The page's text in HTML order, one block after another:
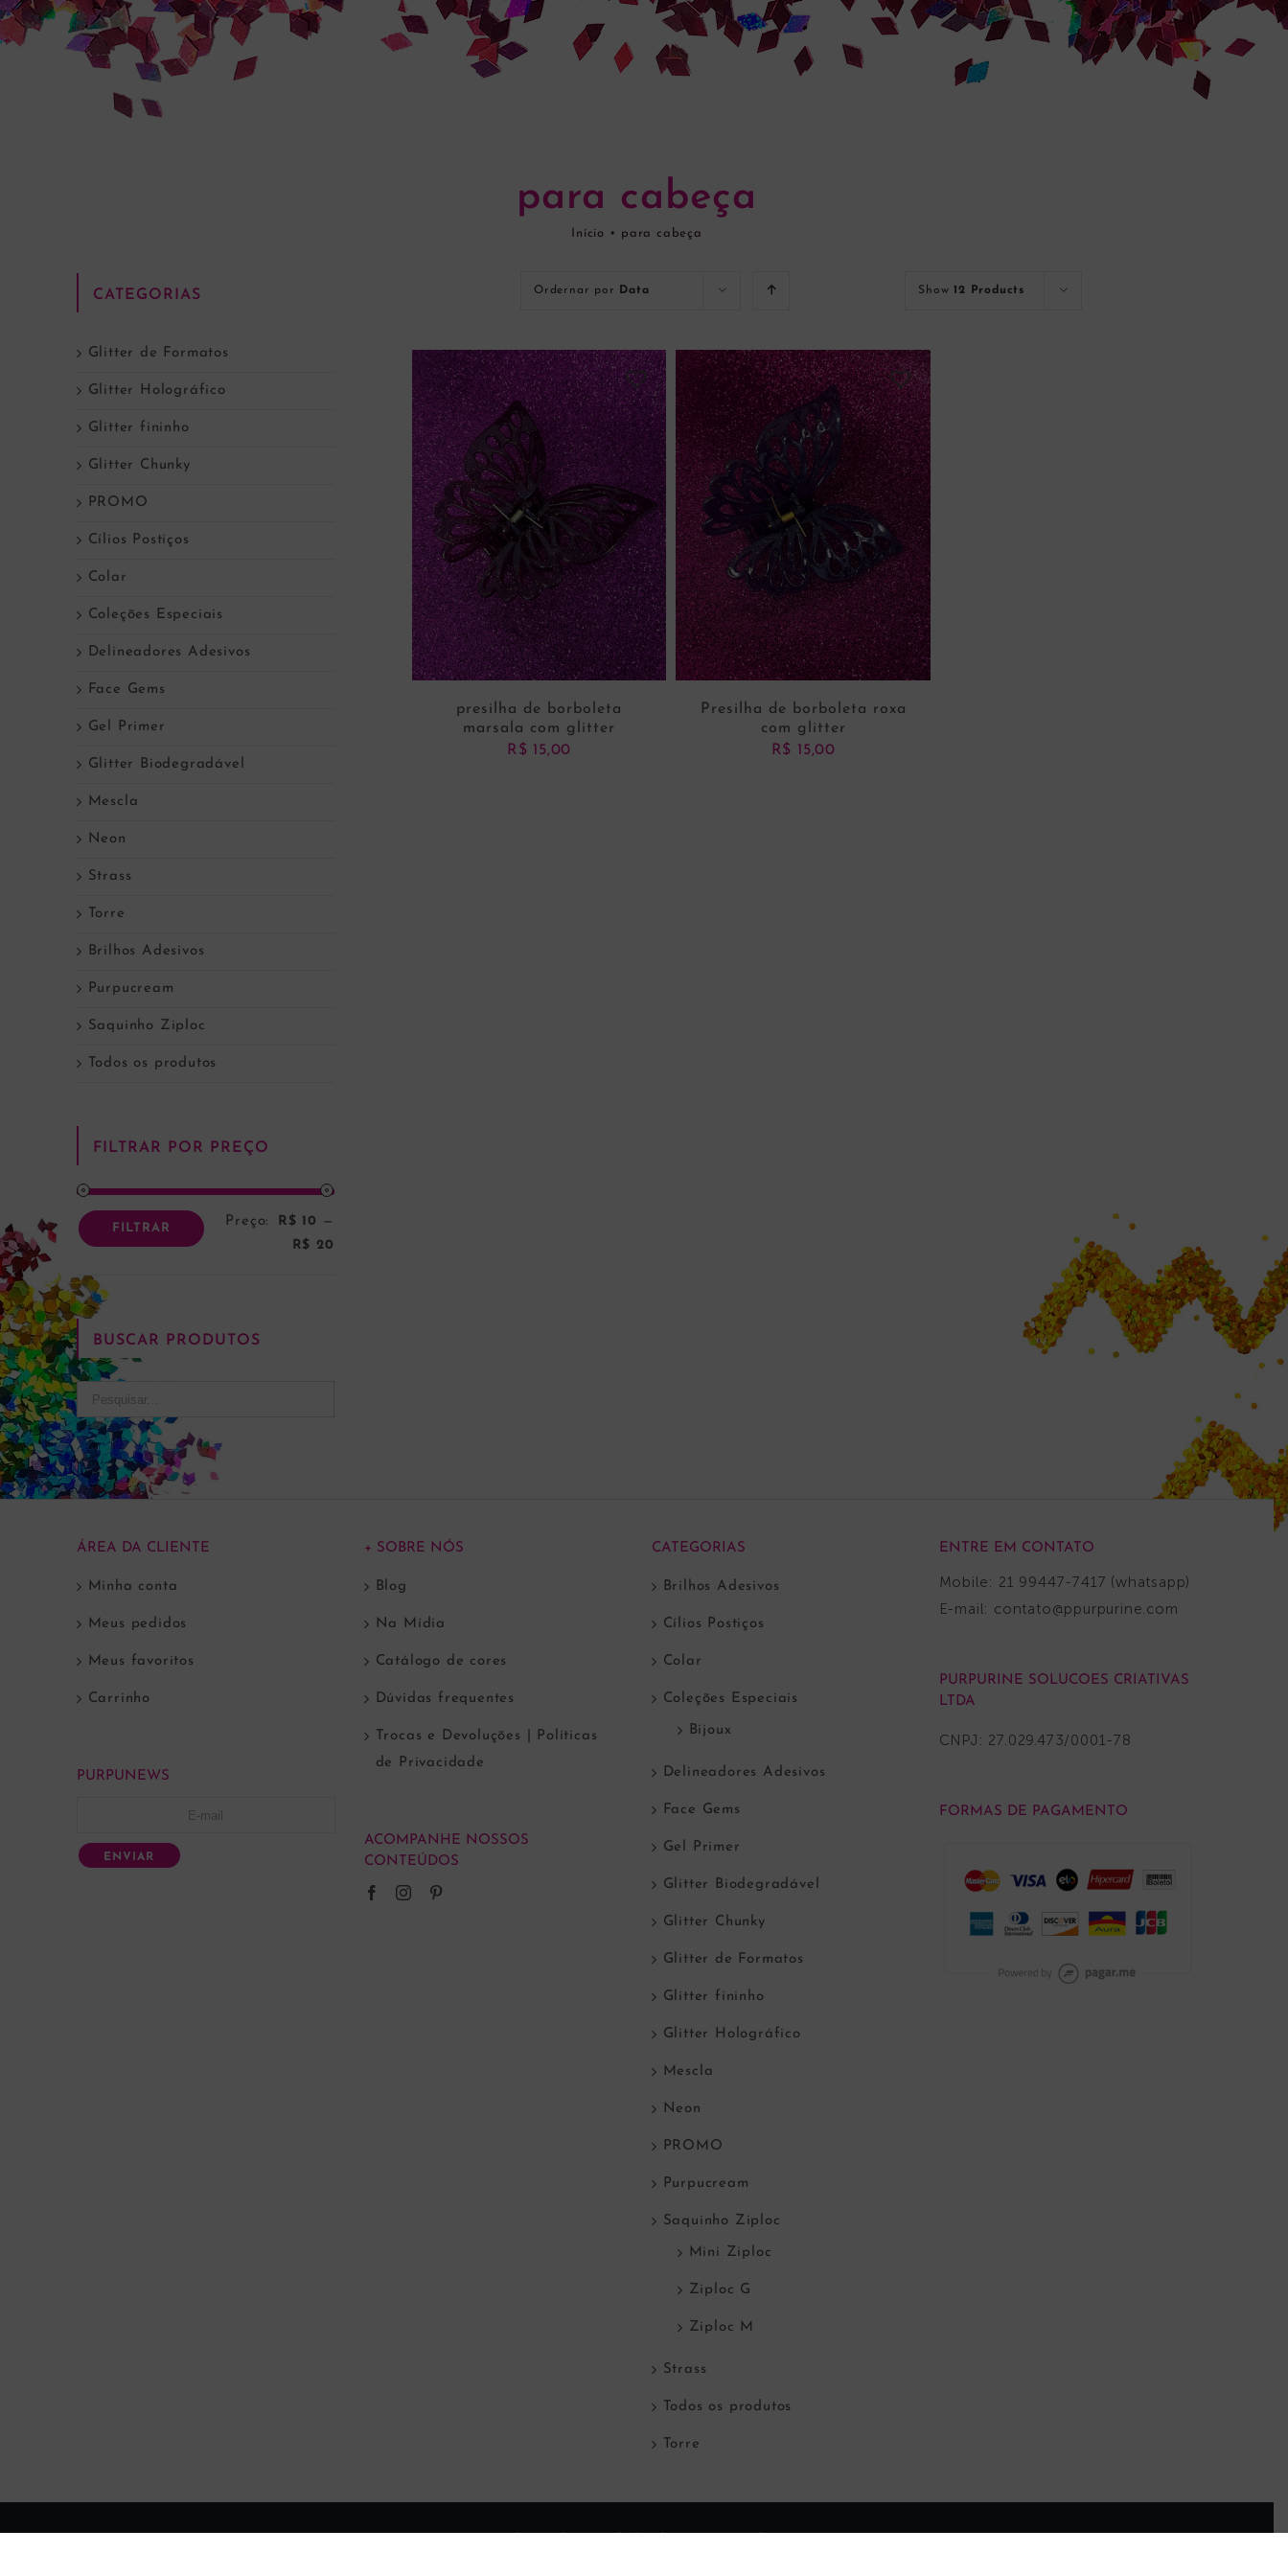
para cabeça
Início • para cabeça
Ordernar por Data Show12 Products
presilha de borboleta
marsala com glitter
R$ 15,00
Presilha de borboleta roxa
com glitter
R$ 15,00
CATEGORIAS
Glitter de Formatos
Glitter Holográfico
Glitter fininho
Glitter Chunky
PROMO
Cílios Postiços
Colar
Coleções Especiais
Delineadores Adesivos
Face Gems
Gel Primer
Glitter Biodegradável
Mescla
Neon
Strass
Torre
Brilhos Adesivos
Purpucream
Saquinho Ziploc
Todos os produtos
FILTRAR POR PREÇO
FILTRAR Preço: R$ 10
—
R$ 20
BUSCAR PRODUTOS
ÁREA DA CLIENTE
Minha conta
Meus pedidos
Meus favoritos
Carrinho
PURPUNEWS
ENVIAR
+ SOBRE NÓS
Blog
Na Mídia
Catálogo de cores
Dúvidas frequentes
Trocas e Devoluções | Políticas
de Privacidade
ACOMPANHE NOSSOS
CONTEÚDOS
CATEGORIAS
Brilhos Adesivos
Cílios Postiços
Colar
Coleções Especiais
Bijoux
Delineadores Adesivos
Face Gems
Gel Primer
Glitter Biodegradável
Glitter Chunky
Glitter de Formatos
Glitter fininho
Glitter Holográfico
Mescla
Neon
PROMO
Purpucream
Saquinho Ziploc
Mini Ziploc
Ziploc G
Ziploc M
Strass
Todos os produtos
Torre
ENTRE EM CONTATO
Mobile: 21 99447-7417 (whatsapp)
E-mail: contato@ppurpurine.com
PURPURINE SOLUCOES CRIATIVAS
LTDA
CNPJ: 27.029.473/0001-78
FORMAS DE PAGAMENTO